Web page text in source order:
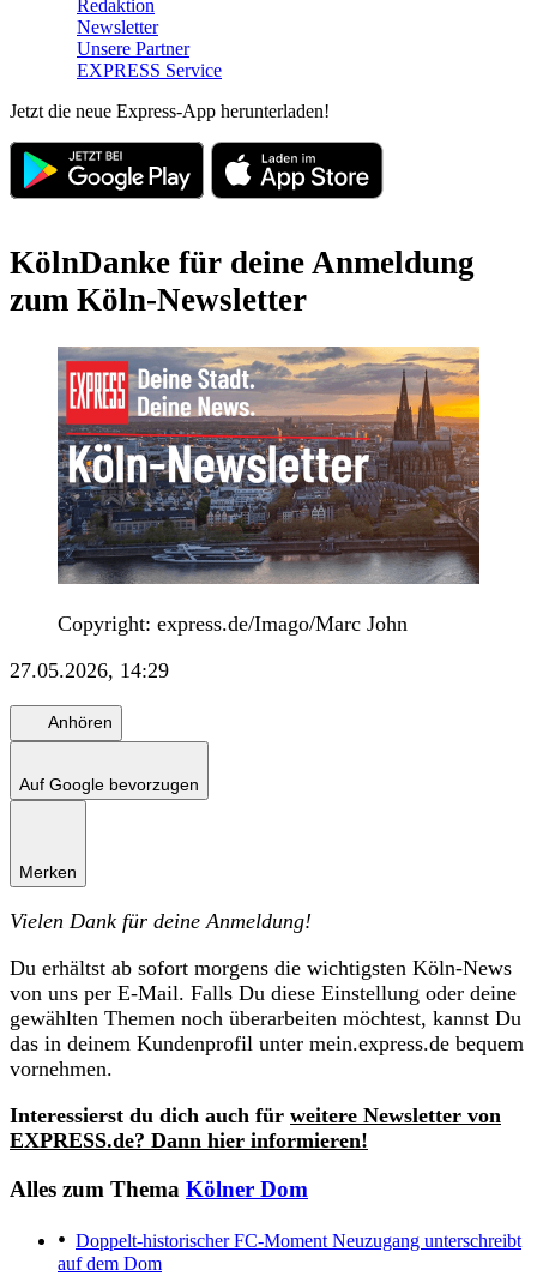
Redaktion
Newsletter
Unsere Partner
EXPRESS Service
Jetzt die neue Express-App herunterladen!
KölnDanke für deine Anmeldung
zum Köln-Newsletter
Copyright: express.de/Imago/Marc John
27.05.2026, 14:29
Anhören
Auf Google bevorzugen
Merken
Vielen Dank für deine Anmeldung!
Du erhältst ab sofort morgens die wichtigsten Köln-News
von uns per E-Mail. Falls Du diese Einstellung oder deine
gewählten Themen noch überarbeiten möchtest, kannst Du
das in deinem Kundenprofil unter mein.express.de bequem
vornehmen.
Interessierst du dich auch für weitere Newsletter von
EXPRESS.de? Dann hier informieren!
Alles zum Thema Kölner Dom
Doppelt-historischer FC-Moment Neuzugang unterschreibt
auf dem Dom